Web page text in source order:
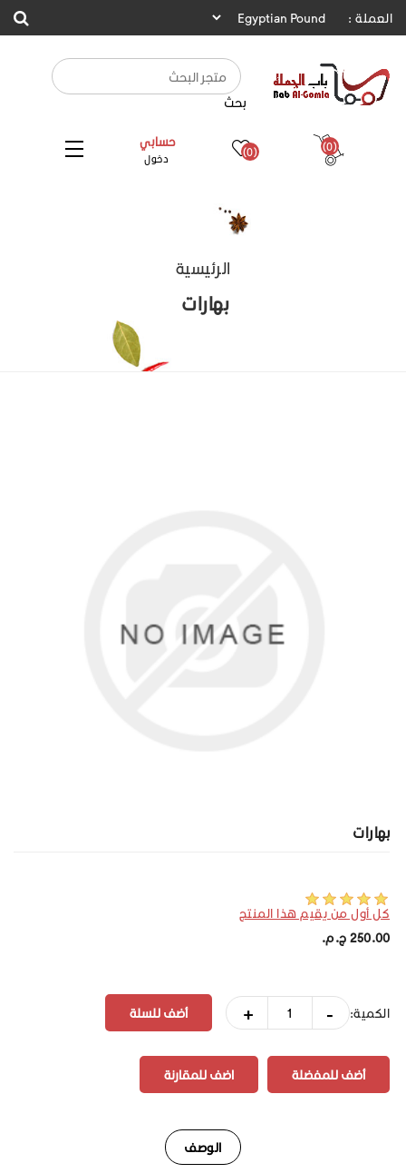
العملة :
بحث
حسابي
دخول (0) (0)
الرئيسية
بهارات
بهارات
كل أول من يقيم هذا المنتج
250.00 ج.م.‏
الكمية: -
+
أضف للمفضلة اضف للمقارنة
الوصف